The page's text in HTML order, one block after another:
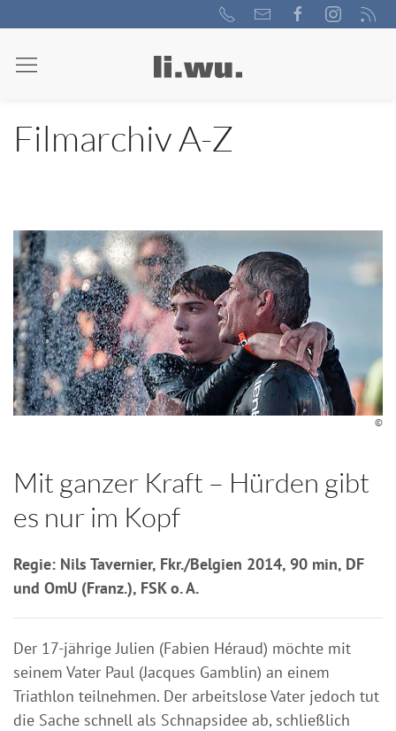
Filmarchiv A-Z
©
Mit ganzer Kraft – Hürden gibt
es nur im Kopf
Regie: Nils Tavernier, Fkr./Belgien 2014, 90 min, DF
und OmU (Franz.), FSK o. A.
Der 17-jährige Julien (Fabien Héraud) möchte mit
seinem Vater Paul (Jacques Gamblin) an einem
Triathlon teilnehmen. Der arbeitslose Vater jedoch tut
die Sache schnell als Schnapsidee ab, schließlich